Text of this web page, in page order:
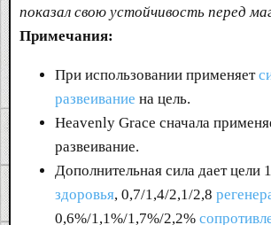
показал свою устойчивость перед
Примечания:
При использовании применяет
развеивание на цель.
Heavenly Grace сначала
развеивание.
Дополнительная сила дает цели
здоровья, 0,7/1,4/2,1/2,8
0,6%/1,1%/1,7%/2,2%